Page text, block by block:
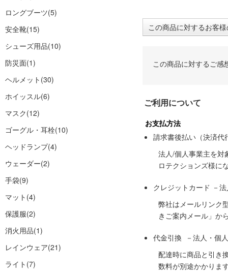
ロングブーツ(5)
安全靴(15)
シューズ用品(10)
防災面(1)
ヘルメット (30)
ホイッスル(6)
マスク(12)
ゴーグル・耳栓(10)
ヘッドランプ(4)
ウェーダー(2)
手袋(9)
マット (4)
保護服(2)
消火用品(1)
レインウェア(21)
ライト (7)
この商品に対するお客
この商品に対するご感
ご利用について
お支払方法
請求書後払い（決済代
法人/個人事業主を対
ロテクションズ様に
クレジットカード －
弊社はメールリンク
きご案内メール」か
代金引換 －法人・個
配達時に商品と引き
数料が別途かかりま